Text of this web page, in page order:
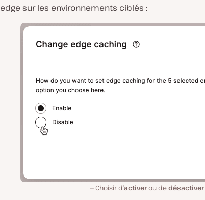
edge sur les environnements ciblés :
Choisir d’activerou dedésactiver